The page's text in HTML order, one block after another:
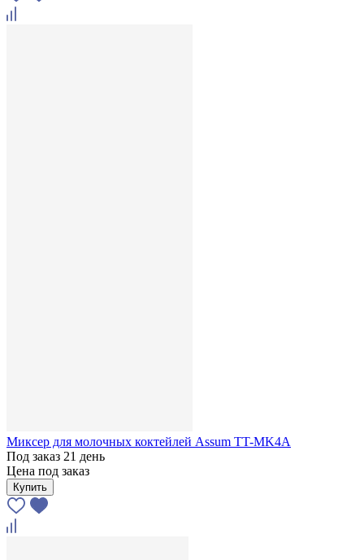
Миксер для молочных коктейлей Assum TT-MK4А
Под заказ 21 день
Цена под заказ
Купить